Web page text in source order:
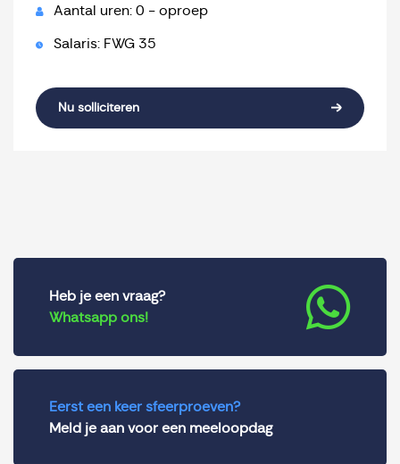
Aantal uren: 0 - oproep
Salaris: FWG 35
Nu solliciteren
Heb je een vraag?
Whatsapp ons!
Eerst een keer sfeerproeven?
Meld je aan voor een meeloopdag